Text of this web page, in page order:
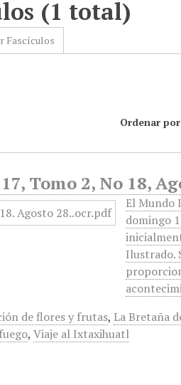
(1 total)
Fascículos
Ordenar
Tomo 2, No 18,
El Mundo
domingo
Ilustrado.
de flores y frutas, La Bretaña
,Viaje al Ixtaxihuatl